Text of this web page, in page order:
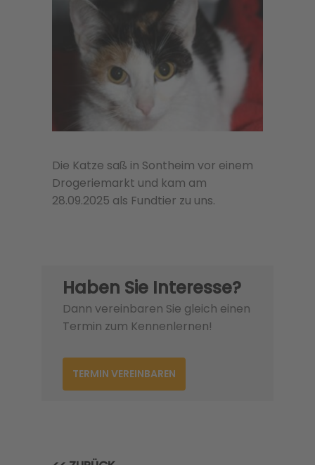
Die Katze saß in Sontheim vor einem
Drogeriemarkt und kam am
28.09.2025 als Fundtier zu uns.
Haben Sie Interesse?
Dann vereinbaren Sie gleich einen
Termin zum Kennenlernen!
TERMIN VEREINBAREN